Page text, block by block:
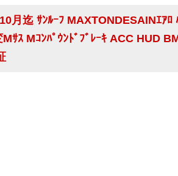
月迄 ｻﾝﾙｰﾌ MAXTONDESAINｴｱﾛ
ｻｽ Mｺﾝﾊﾟｳﾝﾄﾞﾌﾞﾚｰｷ ACC HUD